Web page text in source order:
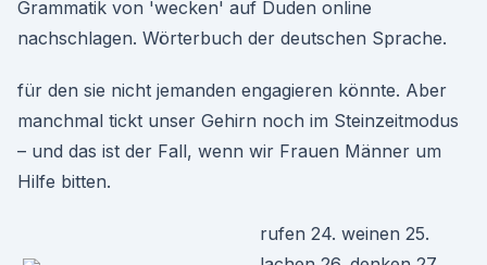
Grammatik von 'wecken' auf Duden online
nachschlagen. Wörterbuch der deutschen Sprache.
für den sie nicht jemanden engagieren könnte. Aber
manchmal tickt unser Gehirn noch im Steinzeitmodus
– und das ist der Fall, wenn wir Frauen Männer um
Hilfe bitten.
rufen 24. weinen 25.